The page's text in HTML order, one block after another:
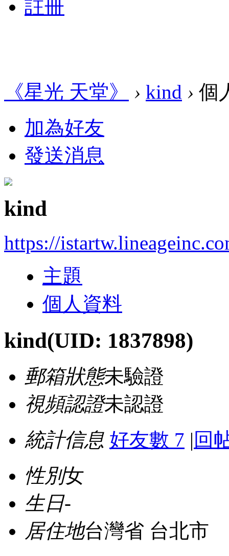
註冊
《星光 天堂》 › kind › 個
加為好友
發送消息
kind
https://
主題
個人資料
kind(UID: 1837898)
郵箱狀態未驗證
視頻認證未認證
統計信息 好友數 7 | 回
性別女
生日-
居住地台灣省 台北市